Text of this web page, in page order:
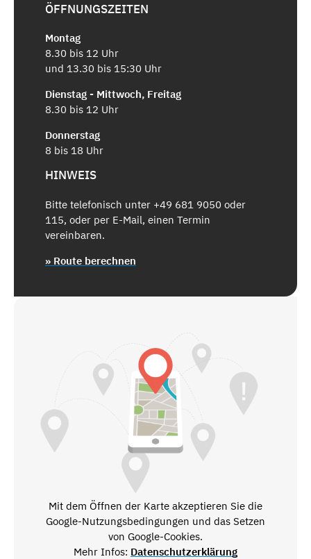
ÖFFNUNGSZEITEN
Montag
8.30 bis 12 Uhr
und 13.30 bis 15:30 Uhr
Dienstag - Mittwoch, Freitag
8.30 bis 12 Uhr
Donnerstag
8 bis 18 Uhr
HINWEIS
Bitte telefonisch unter +49 681 9050 oder
115, oder per E-Mail, einen Termin
vereinbaren.
» Route berechnen
Mit dem Öffnen der Karte akzeptieren Sie die
Google-Nutzungsbedingungen und das Setzen
von Google-Cookies.
Mehr Infos: Datenschutzerklärung